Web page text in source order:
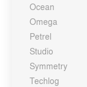
Ocean
Omega
Petrel
Studio
Symmetry
Techlog